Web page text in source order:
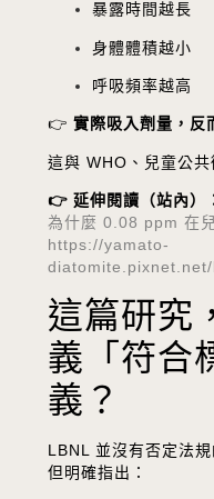
暴露時間越長
身體體積越小
呼吸頻率越高
👉 實際吸入劑量，反
這與 WHO、兒童公共
👉 延伸閱讀（站內）
為什麼 0.08 ppm 在
https://yamato-
這篇研究
義「符合
義？
LBNL 並沒有否定法規
但明確指出：